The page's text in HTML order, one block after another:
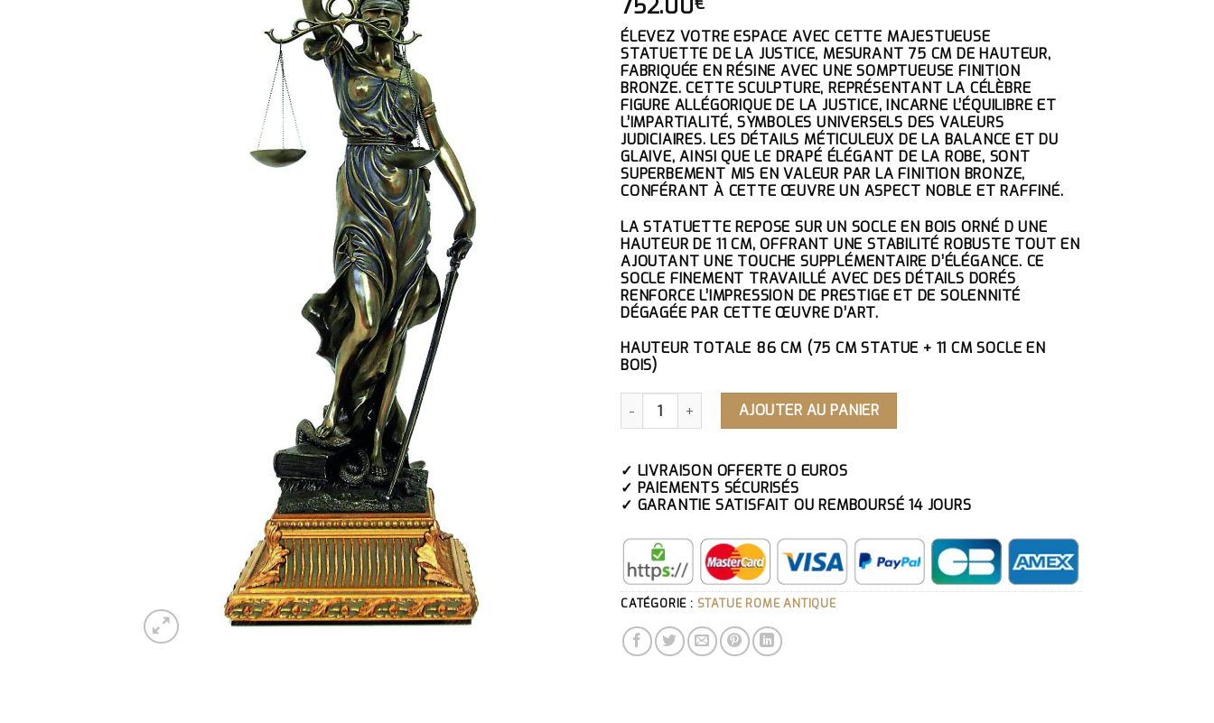
752.00
ÉLEVEZ VOTRE ESPACE AVEC CETTE MAJESTUEUSE
STATUETTE DE LA JUSTICE, MESURANT 75 CM DE HAUTEUR,
FABRIQUÉE EN RÉSINE AVEC UNE SOMPTUEUSE FINITION
BRONZE. CETTE SCULPTURE, REPRÉSENTANT LA CÉLÈBRE
FIGURE ALLÉGORIQUE DE LA JUSTICE, INCARNE L’ÉQUILIBRE ET
L’IMPARTIALITÉ, SYMBOLES UNIVERSELS DES VALEURS
JUDICIAIRES. LES DÉTAILS MÉTICULEUX DE LA BALANCE ET DU
GLAIVE, AINSI QUE LE DRAPÉ ÉLÉGANT DE LA ROBE, SONT
SUPERBEMENT MIS EN VALEUR PAR LA FINITION BRONZE,
CONFÉRANT À CETTE ŒUVRE UN ASPECT NOBLE ET RAFFINÉ.
LA STATUETTE REPOSE SUR UN SOCLE EN BOIS ORNÉ D UNE
HAUTEUR DE 11 CM, OFFRANT UNE STABILITÉ ROBUSTE TOUT EN
AJOUTANT UNE TOUCHE SUPPLÉMENTAIRE D’ÉLÉGANCE. CE
SOCLE FINEMENT TRAVAILLÉ AVEC DES DÉTAILS DORÉS
RENFORCE L’IMPRESSION DE PRESTIGE ET DE SOLENNITÉ
DÉGAGÉE PAR CETTE ŒUVRE D’ART.
HAUTEUR TOTALE 86 CM (75 CM STATUE + 11 CM SOCLE EN
BOIS)
QUANTITÉ DE STATUETTE DE LA JUSTICE EN RÉSINE FINITION BRONZE
AJOUTER AU PANIER
✓ LIVRAISON OFFERTE 0 EUROS
✓ PAIEMENTS SÉCURISÉS
✓ GARANTIE SATISFAIT OU REMBOURSÉ 14 JOURS
CATÉGORIE : STATUE ROME ANTIQUE